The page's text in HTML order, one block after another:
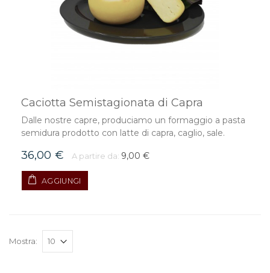
Caciotta Semistagionata di Capra
Dalle nostre capre, produciamo un formaggio a pasta
semidura prodotto con latte di capra, caglio, sale.
36,00 € A partire da: 9,00 €
AGGIUNGI
Mostra: